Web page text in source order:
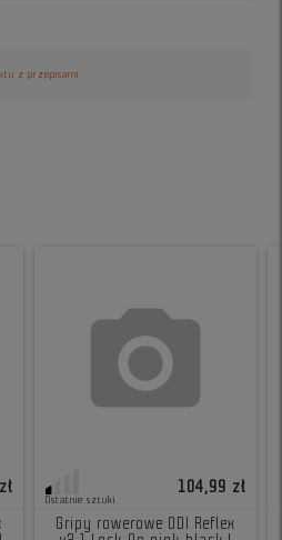
z przepisami
Ostatnie sztuki
104,99 zł
Gripy rowerowe ODI Reflex